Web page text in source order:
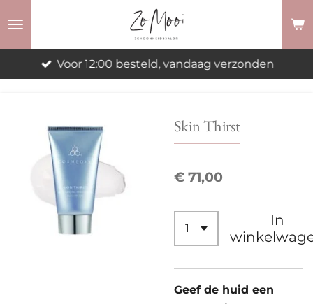
Voor 12:00 besteld, vandaag verzonden
Skin Thirst
€ 71,00
In
Geef de huid een